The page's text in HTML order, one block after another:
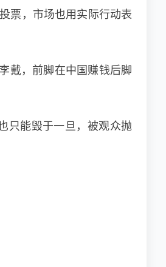
票，市场也用实际行动表
戴，前脚在中国赚钱后脚
只能毁于一旦，被观众抛